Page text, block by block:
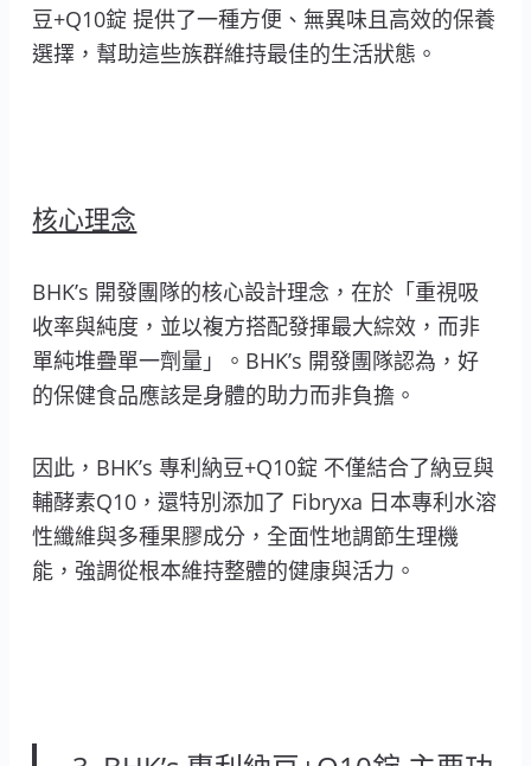
豆+Q10錠 提供了一種方便、無異味且高效的保養
選擇，幫助這些族群維持最佳的生活狀態。
核心理念
BHK’s 開發團隊的核心設計理念，在於「重視吸
收率與純度，並以複方搭配發揮最大綜效，而非
單純堆疊單一劑量」。BHK’s 開發團隊認為，好
的保健食品應該是身體的助力而非負擔。
因此，BHK’s 專利納豆+Q10錠 不僅結合了納豆與
輔酵素Q10，還特別添加了 Fibryxa 日本專利水溶
性纖維與多種果膠成分，全面性地調節生理機
能，強調從根本維持整體的健康與活力。